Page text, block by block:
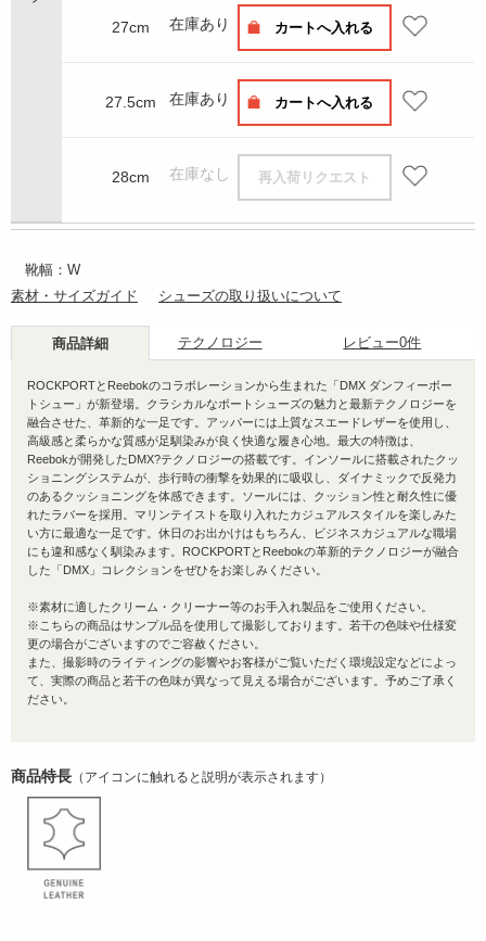
27cm 在庫あり カートへ入れる
27.5cm 在庫あり カートへ入れる
28cm 在庫なし 再入荷リクエスト
靴幅：W
素材・サイズガイド
シューズの取り扱いについて
商品詳細 テクノロジー レビュー0件
ROCKPORTとReebokのコラボレーションから生まれた「DMX ダンフィーボー
トシュー」が新登場。クラシカルなボートシューズの魅力と最新テクノロジーを
融合させた、革新的な一足です。アッパーには上質なスエードレザーを使用し、
高級感と柔らかな質感が足馴染みが良く快適な履き心地。最大の特徴は、
Reebokが開発したDMX?テクノロジーの搭載です。インソールに搭載されたクッ
ショニングシステムが、歩行時の衝撃を効果的に吸収し、ダイナミックで反発力
のあるクッショニングを体感できます。ソールには、クッション性と耐久性に優
れたラバーを採用。マリンテイストを取り入れたカジュアルスタイルを楽しみた
い方に最適な一足です。休日のお出かけはもちろん、ビジネスカジュアルな職場
にも違和感なく馴染みます。ROCKPORTとReebokの革新的テクノロジーが融合
した「DMX」コレクションをぜひをお楽しみください。
※素材に適したクリーム・クリーナー等のお手入れ製品をご使用ください。
※こちらの商品はサンプル品を使用して撮影しております。若干の色味や仕様変
更の場合がございますのでご容赦ください。
また、撮影時のライティングの影響やお客様がご覧いただく環境設定などによっ
て、実際の商品と若干の色味が異なって見える場合がございます。予めご了承く
ださい。
商品特長 （アイコンに触れると説明が表示されます）